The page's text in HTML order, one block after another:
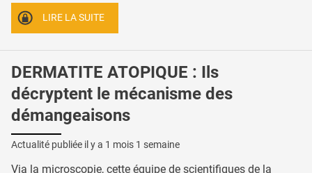
LIRE LA SUITE
DERMATITE ATOPIQUE : Ils
décryptent le mécanisme des
démangeaisons
Actualité publiée il y a 1 mois 1 semaine
Via la microscopie, cette équipe de scientifiques de la